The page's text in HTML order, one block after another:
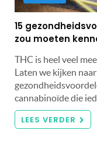
15
zou moeten
THC is heel veel
Laten we kijken
cannabinoïde die
LEES VERDER